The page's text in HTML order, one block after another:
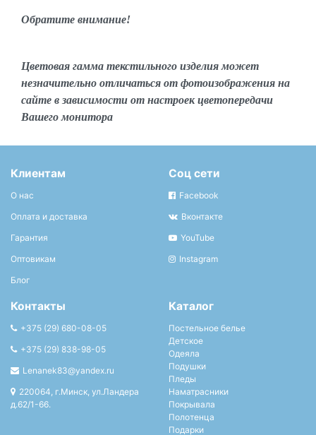
Обратите внимание!
Цветовая гамма текстильного изделия может
незначительно отличаться от фотоизображения на
сайте в зависимости от настроек цветопередачи
Вашего монитора
Клиентам
О нас
Оплата и доставка
Гарантия
Оптовикам
Блог
Соц сети
Facebook
Вконтакте
YouTube
Instagram
Контакты
+375 (29) 680-08-05
+375 (29) 838-98-05
Lenanek83@yandex.ru
220064, г.Минск, ул.Ландера
д.62/1-66.
Каталог
Постельное белье
Детское
Одеяла
Подушки
Пледы
Наматрасники
Покрывала
Полотенца
Подарки